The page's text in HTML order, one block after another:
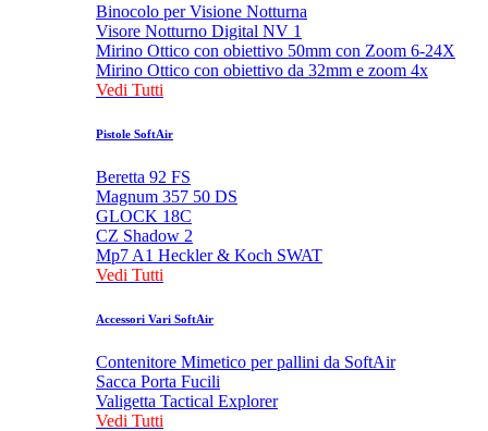
Binocolo per Visione Notturna
Visore Notturno Digital NV 1
Mirino Ottico con obiettivo 50mm con Zoom 6-24X
Mirino Ottico con obiettivo da 32mm e zoom 4x
Vedi Tutti
Pistole SoftAir
Beretta 92 FS
Magnum 357 50 DS
GLOCK 18C
CZ Shadow 2
Mp7 A1 Heckler & Koch SWAT
Vedi Tutti
Accessori Vari SoftAir
Contenitore Mimetico per pallini da SoftAir
Sacca Porta Fucili
Valigetta Tactical Explorer
Vedi Tutti